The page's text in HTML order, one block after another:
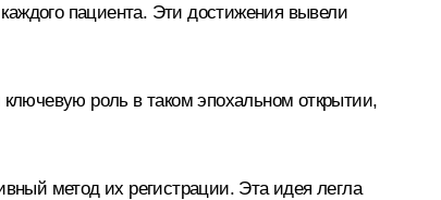
пациента. Эти достижения вывели
роль в таком эпохальном открытии,
метод их регистрации. Эта идея легла